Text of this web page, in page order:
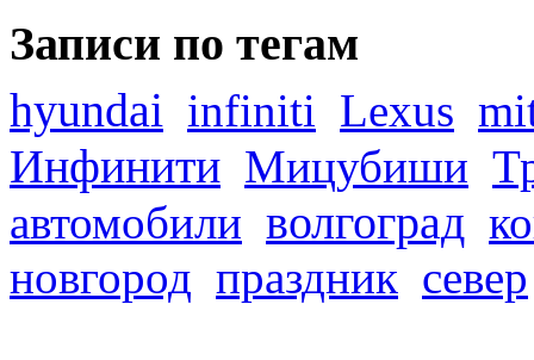
Записи по тегам
hyundai infiniti Lexus
Инфинити Мицубиши
автомобили волгоград
новгород праздник север